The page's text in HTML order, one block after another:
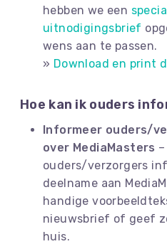
hebben we een
uitnodigingsbrief
wens aan te passen.
» Download en print
Hoe kan ik ouders
Informeer ouders/
over MediaMasters
ouders/verzorgers
deelname aan
handige
nieuwsbrief of geef
huis.